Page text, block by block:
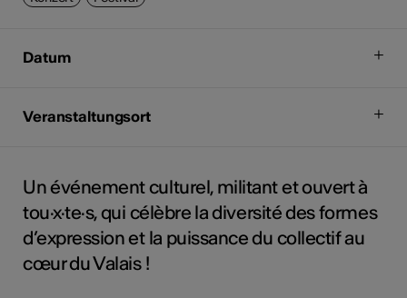
Datum
Veranstaltungsort
Un événement culturel, militant et ouvert à
tou·x·te·s, qui célèbre la diversité des formes
d’expression et la puissance du collectif au
cœur du Valais !